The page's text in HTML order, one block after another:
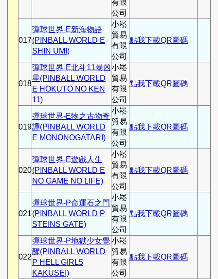
有限
公司
017
彈球世界-E新海物語
(PINBALL WORLD E
SHIN UMI)
小崧
貿易
有限
公司
點我下載QR圖碼
018
彈球世界-E北斗11暴凶
星(PINBALL WORLD
E HOKUTO NO KEN
11)
小崧
貿易
有限
公司
點我下載QR圖碼
019
彈球世界-E物之古物奇
譚(PINBALL WORLD
E MONONOGATARI)
小崧
貿易
有限
公司
點我下載QR圖碼
020
彈球世界-E遊戲人生
(PINBALL WORLD E
NO GAME NO LIFE)
小崧
貿易
有限
公司
點我下載QR圖碼
021
彈球世界-P命運石之門
(PINBALL WORLD P
STEINS GATE)
小崧
貿易
有限
公司
點我下載QR圖碼
022
彈球世界-P地獄少女覺
醒(PINBALL WORLD
P HELL GIRL5
KAKUSEI)
小崧
貿易
有限
公司
點我下載QR圖碼